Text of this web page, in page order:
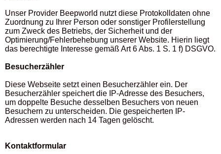
Unser Provider Beepworld nutzt diese Protokolldaten ohne
Zuordnung zu Ihrer Person oder sonstiger Profilerstellung
zum Zweck des Betriebs, der Sicherheit und der
Optimierung/Fehlerbehebung unserer Website. Hierin liegt
das berechtigte Interesse gemäß Art 6 Abs. 1 S. 1 f) DSGVO.
Besucherzähler
Diese Webseite setzt einen Besucherzähler ein. Der
Besucherzähler speichert die IP-Adresse des Besuchers,
um doppelte Besuche desselben Besuchers von neuen
Besuchern zu unterscheiden. Die gespeicherten IP-
Adressen werden nach 14 Tagen gelöscht.
Kontaktformular